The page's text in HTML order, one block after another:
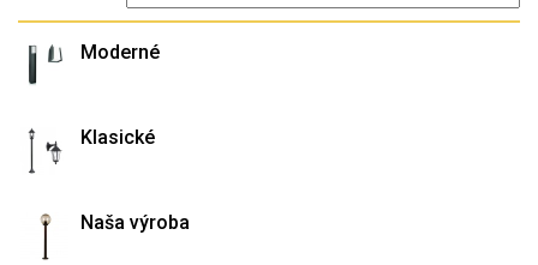
Moderné
Klasické
Naša výroba